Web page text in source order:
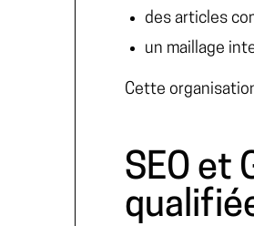
des articles
un maillage
Cette
SEO et